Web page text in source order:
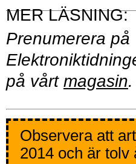
Prenumerera på
på vårt magasin.
Observera att
2014 och är tolv